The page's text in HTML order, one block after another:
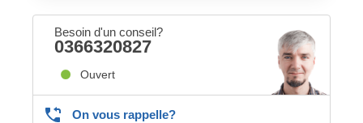
Besoin d'un conseil?
0366320827
Ouvert
On vous rappelle?